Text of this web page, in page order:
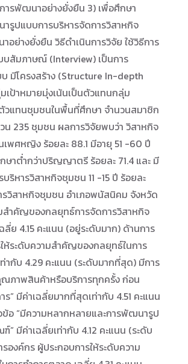
ารพัฒนาอย่างยั่งยืน 3) เพื่อศึกษา
รูปแบบการบริหารจัดการวิสาหกิจ
ย่างยั่งยืน วิธีดำเนินการวิจัย ใช้วิธีการ
สัมภาษณ์ (Interview) เป็นการ
มีโครงสร้าง (Structure In-depth
เป้าหมายมุ่งเน้นเป็นตัวแทนกลุ่ม
วแทนชุมชนในพื้นที่ศึกษา จำนวนสมาชิก
วน 235 ชุมชน ผลการวิจัยพบว่า วิสาหกิจ
พศหญิง ร้อยละ 88.1 มีอายุ 51 -60 ปี
ษาต่ำกว่าปริญญาตรี ร้อยละ 71.4 และ มี
ริหารวิสาหกิจชุมชน 11 -15 ปี ร้อยละ
รวิสาหกิจชุมชน อำเภอพนัสนิคม จังหวัด
สำคัญของกลยุทธ์การจัดการวิสาหกิจ
ย 4.15 คะแนน (อยู่ระดับมาก) ด้านการ
ห้ระดับความสำคัญของกลยุทธ์ในการ
ากับ 4.29 คะแนน (ระดับมากที่สุด) มีการ
ภาพสินค้าหรือบริการทุกครั้ง ก่อน
ร” มีค่าเฉลี่ยมากที่สุดเท่ากับ 4.51 คะแนน
อ “มีความหลากหลายและการพัฒนารูป
มีค่าเฉลี่ยเท่ากับ 4.12 คะแนน (ระดับ
องค์กร ผู้ประกอบการให้ระดับความ